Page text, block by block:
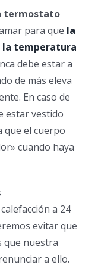
termostato
para que la
la temperatura
debe estar a
de más eleva
En caso de
estar vestido
que el cuerpo
cuando haya
a 24
evitar que
que nuestra
a ello.